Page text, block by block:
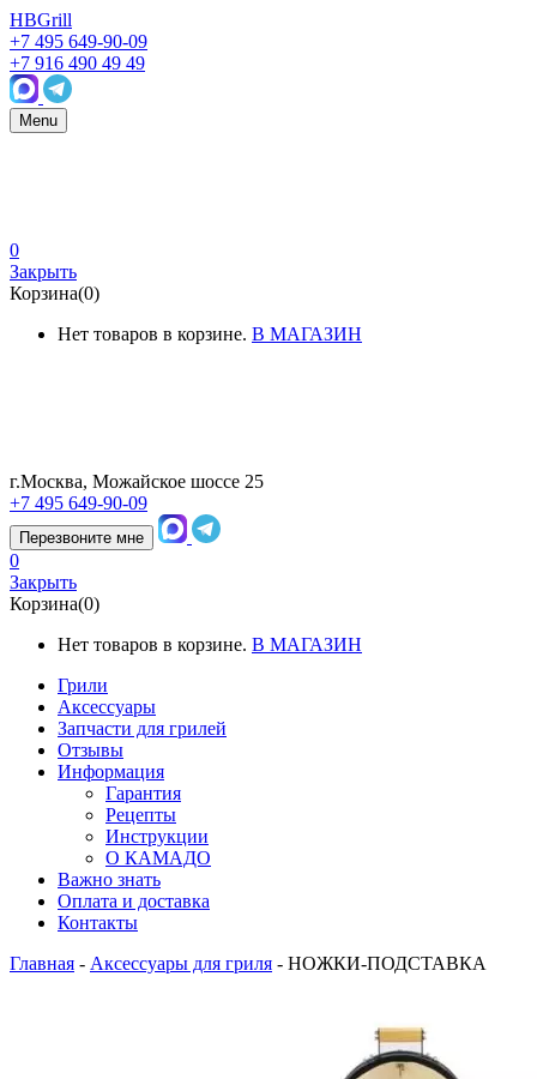
HBGrill
+7 495 649-90-09
+7 916 490 49 49
Menu
0
Закрыть
Корзина(0)
Нет товаров в корзине. В МАГАЗИН
г.Москва, Можайское шоссе 25
+7 495 649-90-09
Перезвоните мне
0
Закрыть
Корзина(0)
Нет товаров в корзине. В МАГАЗИН
Грили
Аксессуары
Запчасти для грилей
Отзывы
Информация
Гарантия
Рецепты
Инструкции
О КАМАДО
Важно знать
Оплата и доставка
Контакты
Главная - Аксессуары для гриля - НОЖКИ-ПОДСТАВКА